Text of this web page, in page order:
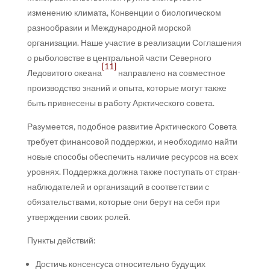
изменению климата, Конвенции о биологическом
разнообразии и Международной морской
организации. Наше участие в реализации Соглашения
о рыболовстве в центральной части Северного
Ледовитого океана
[11]
направлено на совместное
производство знаний и опыта, которые могут также
быть привнесены в работу Арктического совета.
Разумеется, подобное развитие Арктического Совета
требует финансовой поддержки, и необходимо найти
новые способы обеспечить наличие ресурсов на всех
уровнях. Поддержка должна также поступать от стран-
наблюдателей и организаций в соответствии с
обязательствами, которые они берут на себя при
утверждении своих ролей.
Пункты действий:
Достичь консенсуса относительно будущих